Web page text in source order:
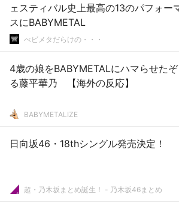
ェスティバル史上最高の13のパフォー
スにBABYMETAL
べビメタだらけの・・・
4歳の娘をBABYMETALにハマらせた
る藤平華乃 【海外の反応】
BABYMETALIZE
日向坂46・18thシングル発売決定！
超・乃木坂まとめ誕生！ - 乃木坂46まとめ